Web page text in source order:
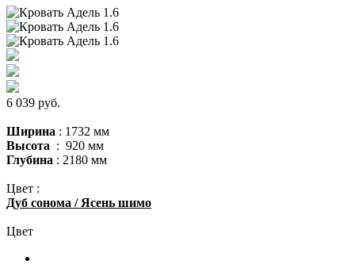
6 039 руб.
Ширина : 1732 мм
Высота : 920 мм
Глубина : 2180 мм
Цвет :
Дуб сонома / Ясень шимо
Цвет